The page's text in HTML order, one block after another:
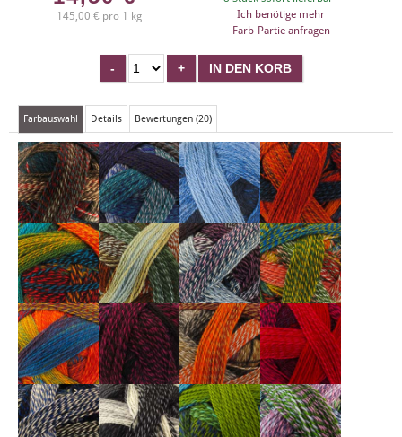
145,00 € pro 1 kg
Ich benötige mehr
Farb-Partie anfragen
Farbauswahl Details Bewertungen (20)